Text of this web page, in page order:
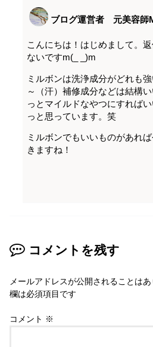
ブログ運営者 元美容師
こんにちは！はじめまして。
ないですm(_ _)m
ミルボンは洗浄成分がどれも
～（汗）補修成分などは結構
っとマイルドなやつにすればい
っと思っています。笑
ミルボンでもいいものがあれ
きますね！
コメントを残す
メールアドレスが公開されることはあ
欄は必須項目です
コメント ※